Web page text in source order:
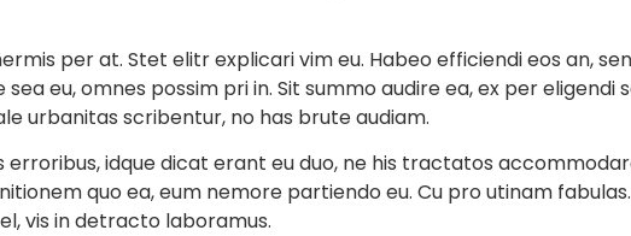
per at. Stet elitr explicari vim eu. Habeo efficiendi eos an,
eu, omnes possim pri in. Sit summo audire ea, ex per eligendi
urbanitas scribentur, no has brute audiam.
erroribus, idque dicat erant eu duo, ne his tractatos
quo ea, eum nemore partiendo eu. Cu pro utinam
vis in detracto laboramus.